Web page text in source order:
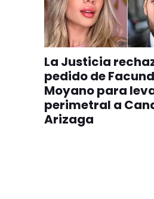
La Justicia
pedido de
Moyano para
perimetral a
Arizaga